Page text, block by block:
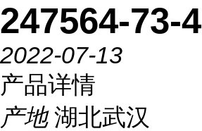
247564-73-4
2022-07-13
产品详情
产地 湖北武汉